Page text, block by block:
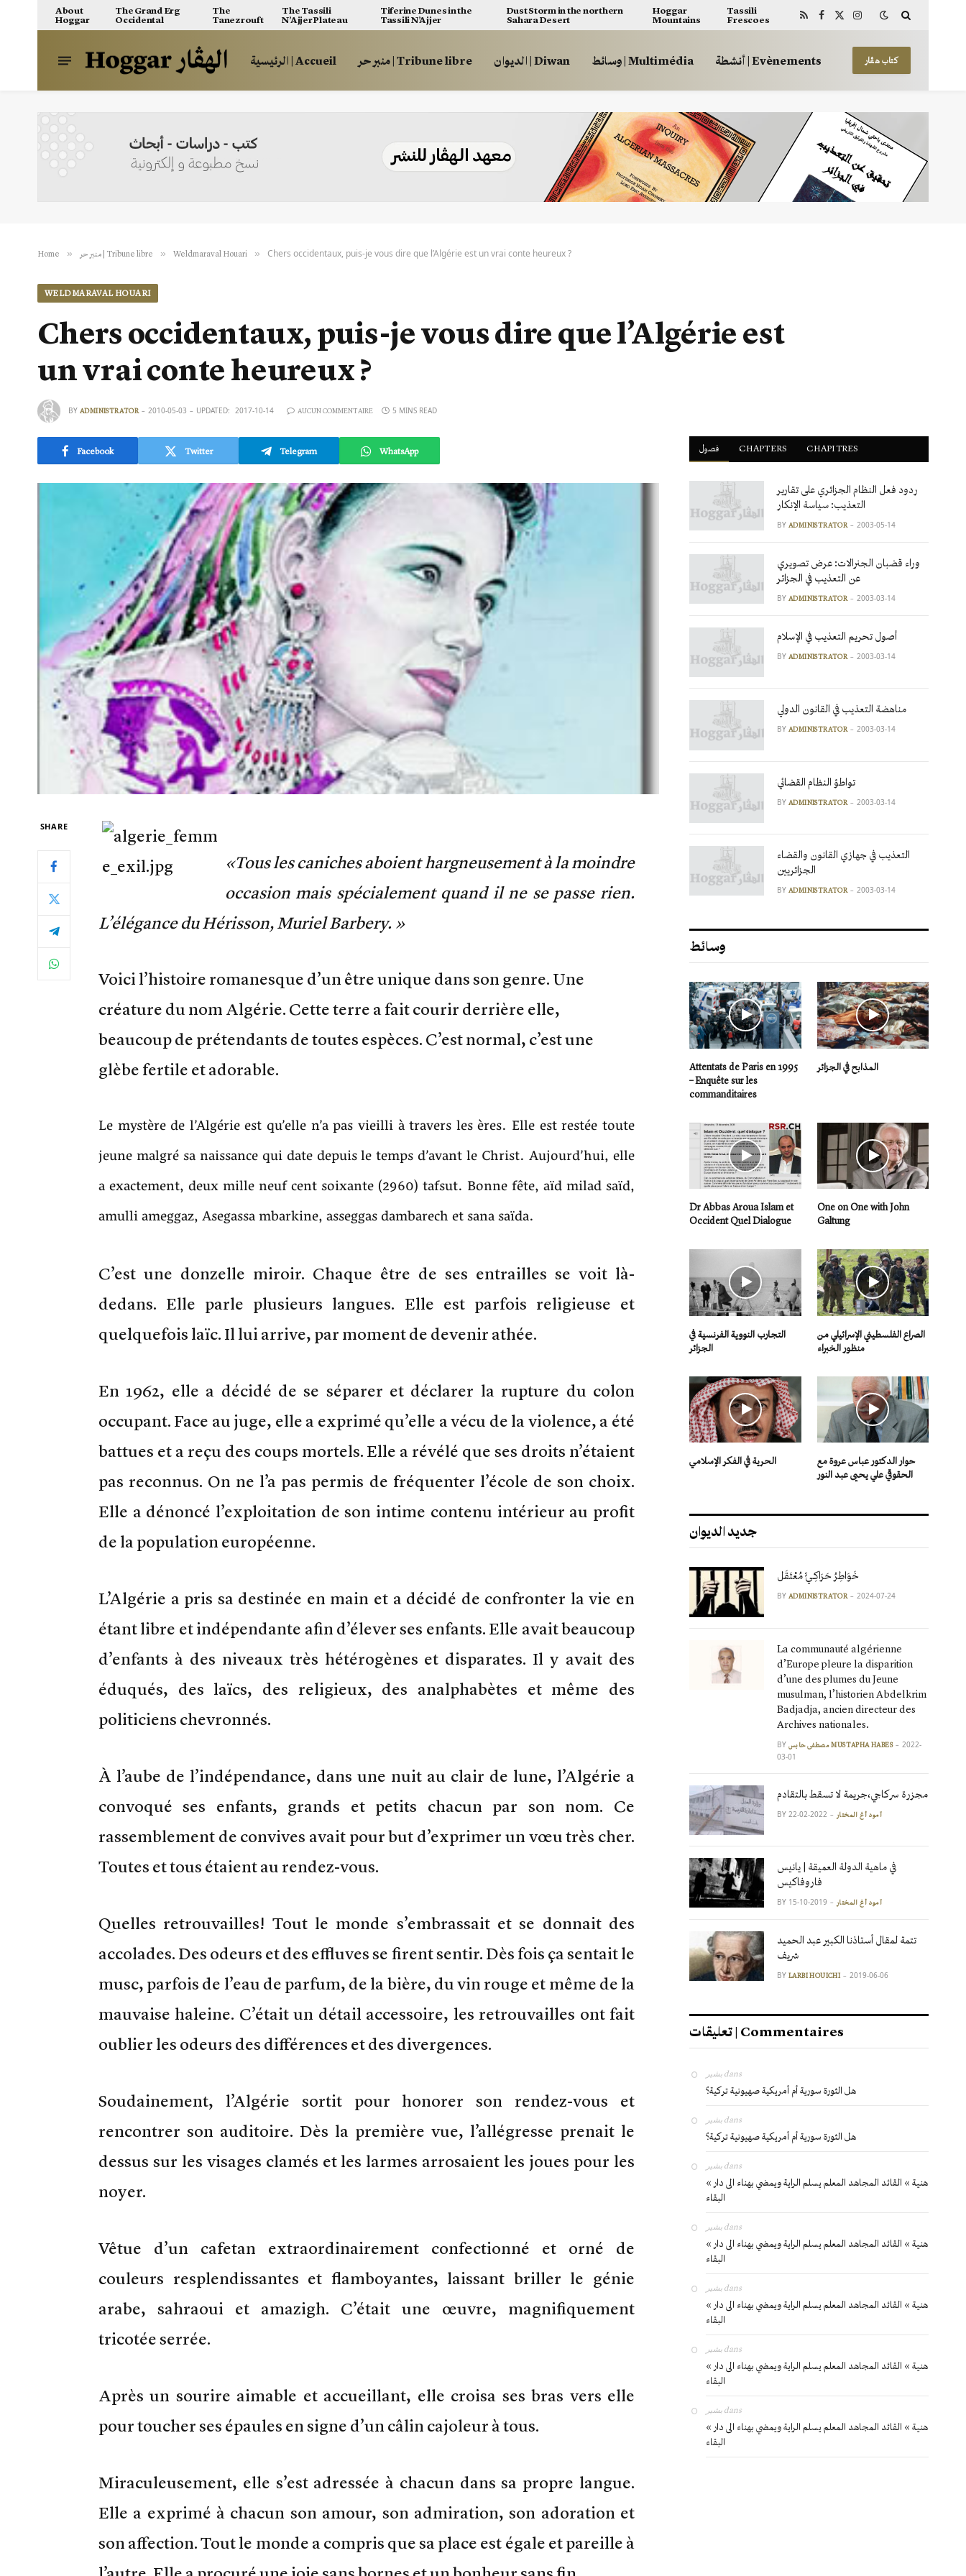
About
Hoggar
The Grand Erg
Occidental
The
Tanezrouft
The Tassili
N’Ajjer Plateau
Tiferine Dunes in the
Tassili N’Ajjer
Dust Storm in the northern
Sahara Desert
Hoggar
Mountains
Tassili
Frescoes
RSS Facebook
X
Instagram
الرئيسية | Accueil منبر حر | Tribune libre الديوان | Diwan وسائط | Multimédia أنشطة | Evènements كتاب هڤار
Home » منبر حر | Tribune libre » Weldmaraval Houari » Chers occidentaux, puis-je vous dire que l’Algérie est un vrai conte heureux ?
WELDMARAVAL HOUARI
Chers occidentaux, puis-je vous dire que l’Algérie est
un vrai conte heureux ?
BY ADMINISTRATOR 2010-05-03 UPDATED: 2017-10-14 AUCUN COMMENTAIRE 5 MINS READ
Facebook Twitter Telegram WhatsApp
SHARE
«Tous les caniches aboient hargneusement à la moindre
occasion mais spécialement quand il ne se passe rien.
L’élégance du Hérisson, Muriel Barbery. »
Voici l’histoire romanesque d’un être unique dans son genre. Une
créature du nom Algérie. Cette terre a fait courir derrière elle,
beaucoup de prétendants de toutes espèces. C’est normal, c’est une
glèbe fertile et adorable.
Le mystère de l’Algérie est qu’elle n’a pas vieilli à travers les ères. Elle est restée toute
jeune malgré sa naissance qui date depuis le temps d’avant le Christ. Aujourd’hui, elle
a exactement, deux mille neuf cent soixante (2960) tafsut. Bonne fête, aïd milad saïd,
amulli ameggaz, Asegassa mbarkine, asseggas dambarech et sana saïda.
C’est une donzelle miroir. Chaque être de ses entrailles se voit là-
dedans. Elle parle plusieurs langues. Elle est parfois religieuse et
quelquefois laïc. Il lui arrive, par moment de devenir athée.
En 1962, elle a décidé de se séparer et déclarer la rupture du colon
occupant. Face au juge, elle a exprimé qu’elle a vécu de la violence, a été
battues et a reçu des coups mortels. Elle a révélé que ses droits n’étaient
pas reconnus. On ne l’a pas permis de fréquenter l’école de son choix.
Elle a dénoncé l’exploitation de son intime contenu intérieur au profit
de la population européenne.
L’Algérie a pris sa destinée en main et a décidé de confronter la vie en
étant libre et indépendante afin d’élever ses enfants. Elle avait beaucoup
d’enfants à des niveaux très hétérogènes et disparates. Il y avait des
éduqués, des laïcs, des religieux, des analphabètes et même des
politiciens chevronnés.
À l’aube de l’indépendance, dans une nuit au clair de lune, l’Algérie a
convoqué ses enfants, grands et petits chacun par son nom. Ce
rassemblement de convives avait pour but d’exprimer un vœu très cher.
Toutes et tous étaient au rendez-vous.
Quelles retrouvailles! Tout le monde s’embrassait et se donnait des
accolades. Des odeurs et des effluves se firent sentir. Dès fois ça sentait le
musc, parfois de l’eau de parfum, de la bière, du vin rouge et même de la
mauvaise haleine. C’était un détail accessoire, les retrouvailles ont fait
oublier les odeurs des différences et des divergences.
Soudainement, l’Algérie sortit pour honorer son rendez-vous et
rencontrer son auditoire. Dès la première vue, l’allégresse prenait le
dessus sur les visages clamés et les larmes arrosaient les joues pour les
noyer.
Vêtue d’un cafetan extraordinairement confectionné et orné de
couleurs resplendissantes et flamboyantes, laissant briller le génie
arabe, sahraoui et amazigh. C’était une œuvre, magnifiquement
tricotée serrée.
Après un sourire aimable et accueillant, elle croisa ses bras vers elle
pour toucher ses épaules en signe d’un câlin cajoleur à tous.
Miraculeusement, elle s’est adressée à chacun dans sa propre langue.
Elle a exprimé à chacun son amour, son admiration, son adoration et
son affection. Tout le monde a compris que sa place est égale et pareille à
فصول ْCHAPTERS CHAPITRES
ردود فعل النظام الجزائري على تقارير
التعذيب: سياسة الإنكار
BY ADMINISTRATOR 2003-05-14
وراء قضبان الجنرالات: عرض تصويري
عن التعذيب في الجزائر
BY ADMINISTRATOR 2003-03-14
أصول تحريم التعذيب في الإسلام
BY ADMINISTRATOR 2003-03-14
مناهضة التعذيب في القانون الدولي
BY ADMINISTRATOR 2003-03-14
تواطؤ النظام القضائي
BY ADMINISTRATOR 2003-03-14
التعذيب في جهازي القانون والقضاء
الجزائريين
BY ADMINISTRATOR 2003-03-14
وسائط
Attentats de Paris en 1995
– Enquête sur les
commanditaires
المذابح في الجزائر
Dr Abbas Aroua Islam et
Occident Quel Dialogue
One on One with John
Galtung
التجارب النووية الفرنسية في
الجزائر
الصراع الفلسطيني الإسرائيلي من
منظور الخبراء
الحرية في الفكر الإسلامي
حوار الدكتور عباس عروة مع
الحقوقي علي يحيى عبد النور
جديد الديوان
خَوَاطِرُ حَرَاكِـيٍّ مُعْتَقَل
BY ADMINISTRATOR 2024-07-24
La communauté algérienne
d’Europe pleure la disparition
d’une des plumes du Jeune
musulman, l’historien Abdelkrim
Badjadja, ancien directeur des
Archives nationales.
BY مصطفى حابس MUSTAPHA HABES
2022-
03-01
مجزرة سركاجي،جريمة لا تسقط بالتقادم
BY آمود أغ المختار 2022-02-22
في ماهية الدولة العميقة | يانيس
فاروفاكيس
BY آمود أغ المختار 2019-10-15
تتمة لمقال أستاذنا الكبير عبد الحميد
شريف
BY LARBI HOUICHI 2019-06-06
تعليقات | Commentaires
بشير dans
هل الثورة سورية أم أمريكية صهيونية تركية؟
بشير dans
هل الثورة سورية أم أمريكية صهيونية تركية؟
بشير dans
« هنية » القائد المجاهد المعلم يسلم الراية ويمضي بهناء الى دار
البقاء
بشير dans
« هنية » القائد المجاهد المعلم يسلم الراية ويمضي بهناء الى دار
البقاء
بشير dans
« هنية » القائد المجاهد المعلم يسلم الراية ويمضي بهناء الى دار
البقاء
بشير dans
« هنية » القائد المجاهد المعلم يسلم الراية ويمضي بهناء الى دار
البقاء
بشير dans
« هنية » القائد المجاهد المعلم يسلم الراية ويمضي بهناء الى دار
البقاء